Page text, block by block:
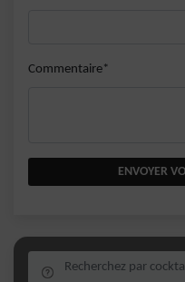
Commentaire*
ENVOYER